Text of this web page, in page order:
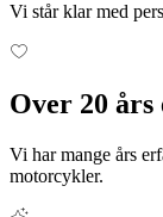
Vi står klar med
Over 20
Vi har mange års
motorcykler.